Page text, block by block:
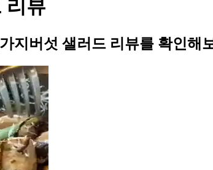
리뷰
지버섯 샐러드 리뷰를 확인해